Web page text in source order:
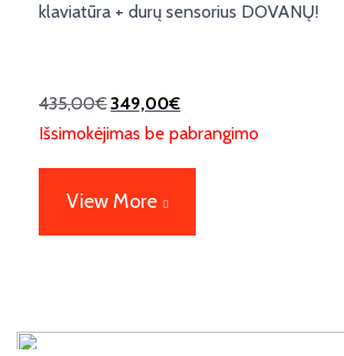
klaviatūra + durų sensorius DOVANŲ!
435,00€349,00€
Išsimokėjimas be pabrangimo
View More